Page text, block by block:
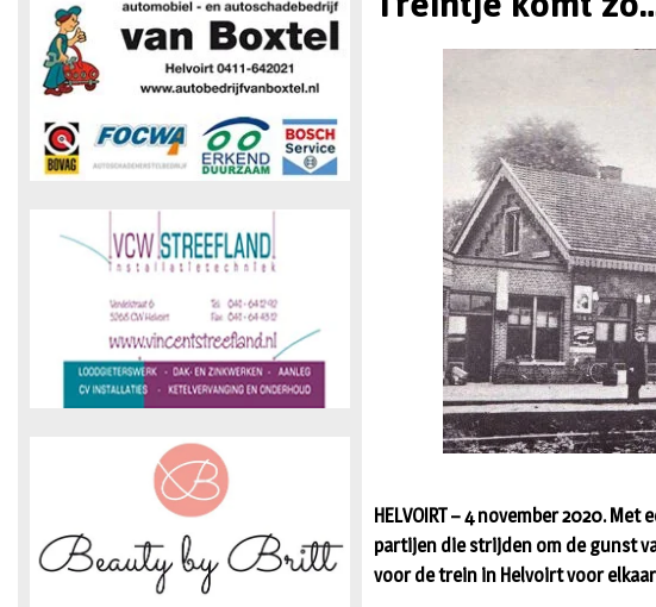
HELVOIRT – 4 november 2020.
partijen die strijden om de gunst
voor de trein in Helvoirt voor